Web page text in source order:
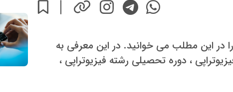
در این مطلب می خوانید. در این معرفی به
، دوره تحصیلی رشته فیزیوتراپی ،